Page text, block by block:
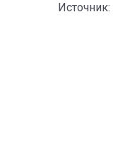
Источник: